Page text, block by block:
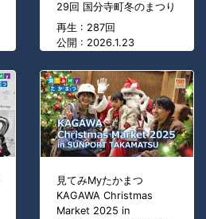
29回 国分寺町冬のまつり
再生 : 287回
公開 : 2026.1.23
見てみMyたかまつ
KAGAWA Christmas
Market 2025 in